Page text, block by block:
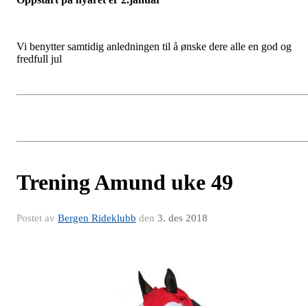
Vi benytter samtidig anledningen til å ønske dere alle en god og
fredfull jul
Trening Amund uke 49
Postet av Bergen Rideklubb den 3. des 2018